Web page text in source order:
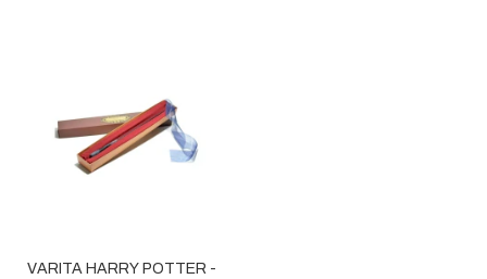
VARITA HARRY POTTER -